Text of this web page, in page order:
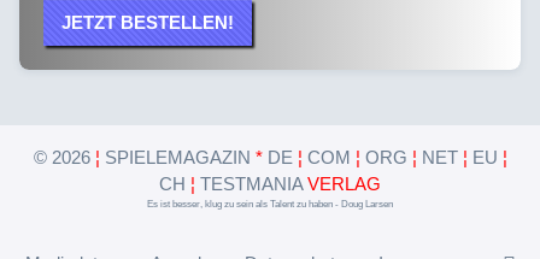
JETZT BESTELLEN!
© 2026 ¦ SPIELEMAGAZIN * DE ¦ COM ¦ ORG ¦ NET ¦ EU ¦
CH ¦ TESTMANIAVERLAG
Es ist besser, klug zu sein als Talent zu haben - Doug Larsen